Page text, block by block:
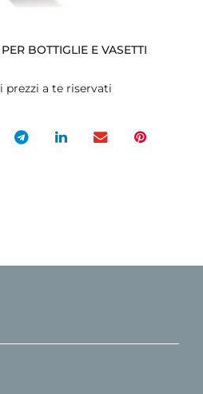
BOTTIGLIE E VASETTI
prezzi a te riservati